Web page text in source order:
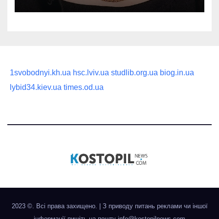
статусного украшения
1svobodnyi.kh.ua hsc.lviv.ua studlib.org.ua biog.in.ua
lybid34.kiev.ua times.od.ua
2023 ©. Всі права захищено. | З приводу питань реклами чи іншої